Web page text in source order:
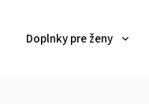
Doplnky pre ženy